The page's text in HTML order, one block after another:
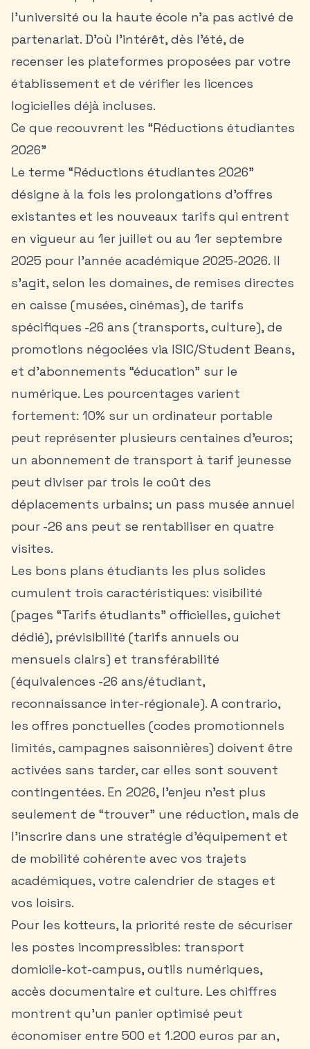
l’université ou la haute école n’a pas activé de
partenariat. D’où l’intérêt, dès l’été, de
recenser les plateformes proposées par votre
établissement et de vérifier les licences
logicielles déjà incluses.
Ce que recouvrent les “Réductions étudiantes
2026”
Le terme “Réductions étudiantes 2026”
désigne à la fois les prolongations d’offres
existantes et les nouveaux tarifs qui entrent
en vigueur au 1er juillet ou au 1er septembre
2025 pour l’année académique 2025-2026. Il
s’agit, selon les domaines, de remises directes
en caisse (musées, cinémas), de tarifs
spécifiques -26 ans (transports, culture), de
promotions négociées via ISIC/Student Beans,
et d’abonnements “éducation” sur le
numérique. Les pourcentages varient
fortement: 10% sur un ordinateur portable
peut représenter plusieurs centaines d’euros;
un abonnement de transport à tarif jeunesse
peut diviser par trois le coût des
déplacements urbains; un pass musée annuel
pour -26 ans peut se rentabiliser en quatre
visites.
Les bons plans étudiants les plus solides
cumulent trois caractéristiques: visibilité
(pages “Tarifs étudiants” officielles, guichet
dédié), prévisibilité (tarifs annuels ou
mensuels clairs) et transférabilité
(équivalences -26 ans/étudiant,
reconnaissance inter-régionale). A contrario,
les offres ponctuelles (codes promotionnels
limités, campagnes saisonnières) doivent être
activées sans tarder, car elles sont souvent
contingentées. En 2026, l’enjeu n’est plus
seulement de “trouver” une réduction, mais de
l’inscrire dans une stratégie d’équipement et
de mobilité cohérente avec vos trajets
académiques, votre calendrier de stages et
vos loisirs.
Pour les kotteurs, la priorité reste de sécuriser
les postes incompressibles: transport
domicile-kot-campus, outils numériques,
accès documentaire et culture. Les chiffres
montrent qu’un panier optimisé peut
économiser entre 500 et 1.200 euros par an,